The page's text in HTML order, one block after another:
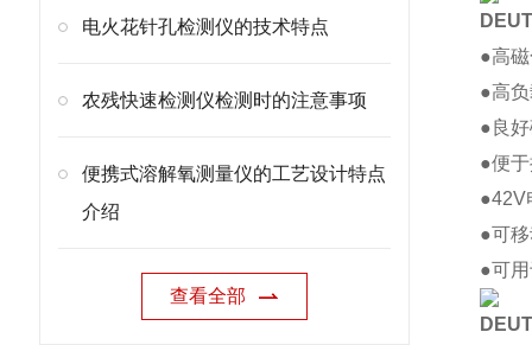
电火花针孔检测仪的技术特点
农残快速检测仪检测时的注意事项
便携式溶解氧测量仪的工艺设计特点
介绍
查看全部
●高
●高
●良
●便
●42V
●可
●可